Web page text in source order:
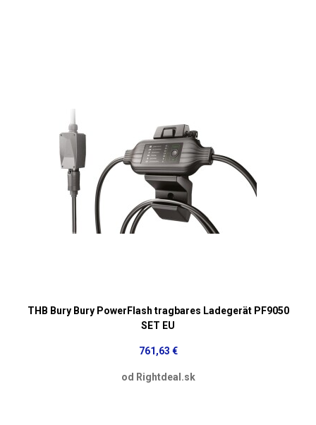
THB Bury Bury PowerFlash tragbares Ladegerät PF9050
SET EU
761,63 €
od Rightdeal.sk